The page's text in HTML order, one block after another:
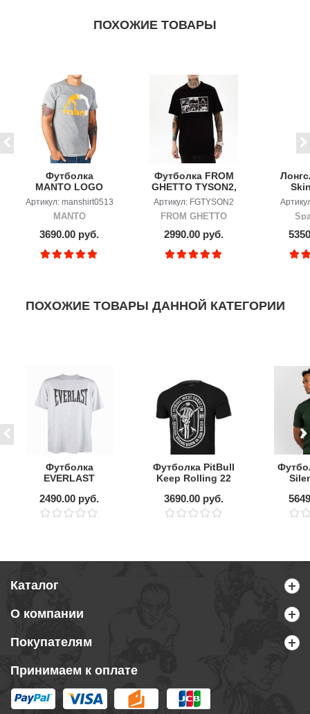
ПОХОЖИЕ ТОВАРЫ
Футболка
MANTO LOGO
MELANGE
Артикул: manshirt0513
MANTO
3690.00 руб.
Футболка FROM
GHETTO TYSON2,
черный
Артикул: FGTYSON2
FROM GHETTO
2990.00 руб.
ПОХОЖИЕ ТОВАРЫ ДАННОЙ КАТЕГОРИИ
Футболка
EVERLAST
серый
2490.00 руб.
Футболка PitBull
Keep Rolling 22
3690.00 руб.
Каталог
О компании
Покупателям
Принимаем к оплате